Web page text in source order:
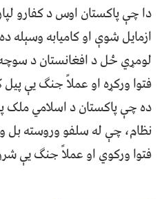
دا چې پاکستان اوس د کفارو
ازمایل شوې او کامیابه وسېله
لومړي ځل د افغانستان د
فتوا ورکړه او عملاً جنګ یې
ده چې پاکستان د اسلامي ملک
نظام، چې له سلفو وروسته بل
فتوا ورکوي او عملاً جنګ یې